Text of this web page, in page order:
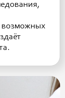
возможных